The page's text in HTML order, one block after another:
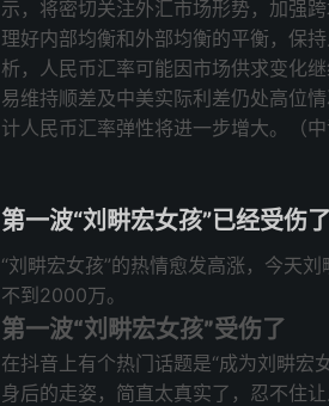
示，将密切关注外汇市场形势，加强
理好内部均衡和外部均衡的平衡，保
析，人民币汇率可能因市场供求变化
易维持顺差及中美实际利差仍处高位
计人民币汇率弹性将进一步增大。（中
第一波“刘畊宏女孩”已经受伤了
“刘畊宏女孩”的热情愈发高涨，今天
不到2000万。
第一波“刘畊宏女孩”受伤了
在抖音上有个热门话题是“成为刘畊宏
身后的走姿，简直太真实了，忍不住